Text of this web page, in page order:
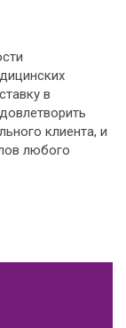
в
клиента, и
любого